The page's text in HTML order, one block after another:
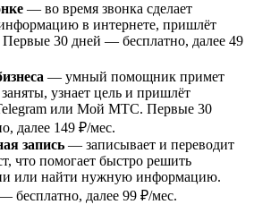
— во время звонка сделает
в интернете, пришлёт
Первые 30 дней — бесплатно, далее 49
— умный помощник примет
узнает цель и пришлёт
или Мой МТС. Первые 30
далее 149 ₽/мес.
запись — записывает и переводит
что помогает быстро решить
или найти нужную информацию.
бесплатно, далее 99 ₽/мес.